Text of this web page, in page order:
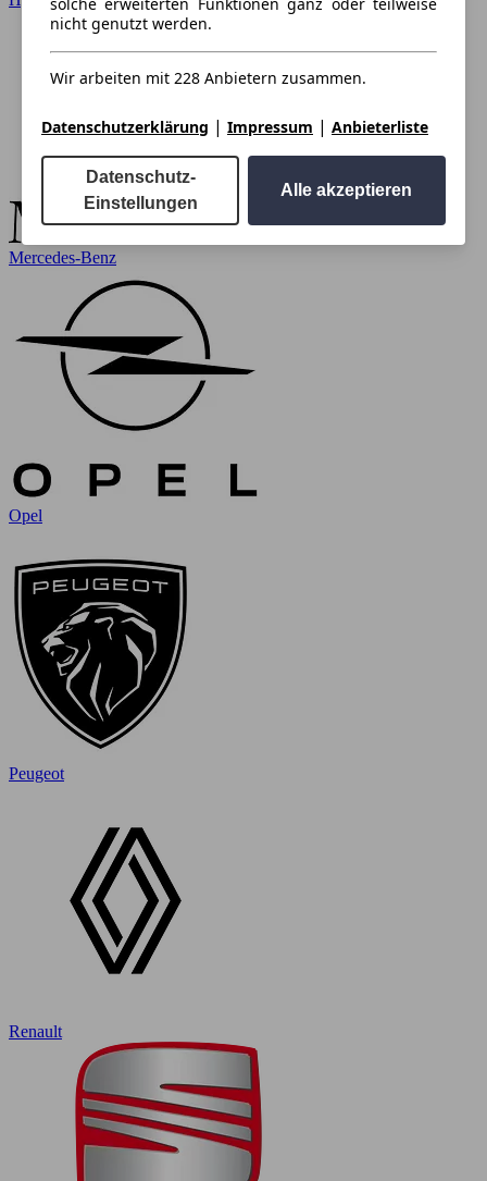
Mercedes-Benz
Opel
Peugeot
Renault
nicht genutzt werden.
Wir arbeiten mit 228 Anbietern zusammen.
Datenschutzerklärung | Impressum | Anbieterliste
Datenschutz-
Einstellungen
Alle akzeptieren